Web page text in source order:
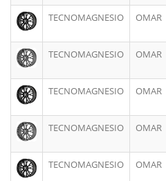
TECNOMAGNESIO OMAR
TECNOMAGNESIO OMAR
TECNOMAGNESIO OMAR
TECNOMAGNESIO OMAR
TECNOMAGNESIO OMAR